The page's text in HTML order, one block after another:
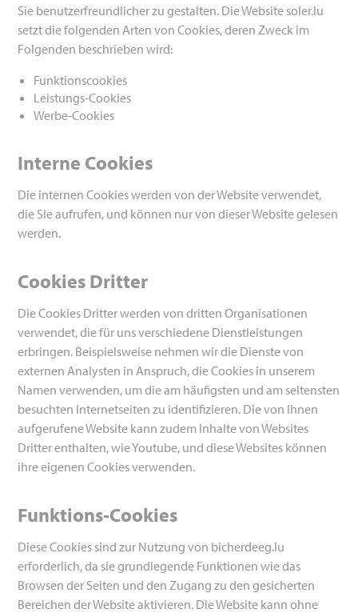
Sie benutzerfreundlicher zu gestalten. Die Website soler.lu
setzt die folgenden Arten von Cookies, deren Zweck im
Folgenden beschrieben wird:
Funktionscookies
Leistungs-Cookies
Werbe-Cookies
Interne Cookies
Die internen Cookies werden von der Website verwendet,
die Sie aufrufen, und können nur von dieser Website gelesen
werden.
Cookies Dritter
Die Cookies Dritter werden von dritten Organisationen
verwendet, die für uns verschiedene Dienstleistungen
erbringen. Beispielsweise nehmen wir die Dienste von
externen Analysten in Anspruch, die Cookies in unserem
Namen verwenden, um die am häufigsten und am seltensten
besuchten Internetseiten zu identifizieren. Die von Ihnen
aufgerufene Website kann zudem Inhalte von Websites
Dritter enthalten, wie Youtube, und diese Websites können
ihre eigenen Cookies verwenden.
Funktions-Cookies
Diese Cookies sind zur Nutzung von bicherdeeg.lu
erforderlich, da sie grundlegende Funktionen wie das
Browsen der Seiten und den Zugang zu den gesicherten
Bereichen der Website aktivieren. Die Website kann ohne